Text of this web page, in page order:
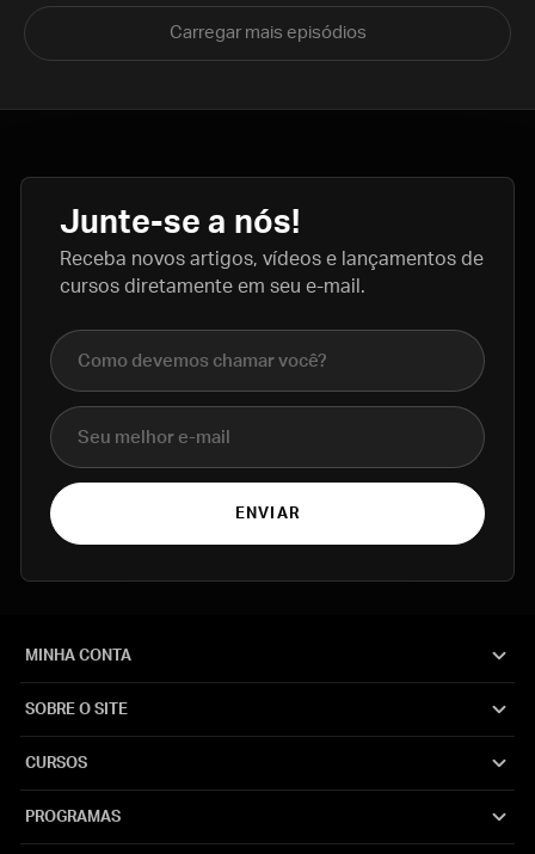
Carregar mais episódios
Junte-se a nós!
Receba novos artigos, vídeos e lançamentos de
cursos diretamente em seu e-mail.
Nome completo
E-mail
ENVIAR
MINHA CONTA
SOBRE O SITE
CURSOS
PROGRAMAS